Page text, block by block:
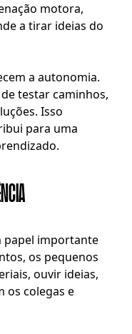
motora,
a tirar ideias do
a autonomia.
testar caminhos,
Isso
para uma
papel importante
os pequenos
ouvir ideias,
os colegas e